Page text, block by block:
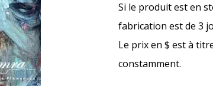
Si le produit est en
fabrication est de 3
Le prix en $ est à
constamment.